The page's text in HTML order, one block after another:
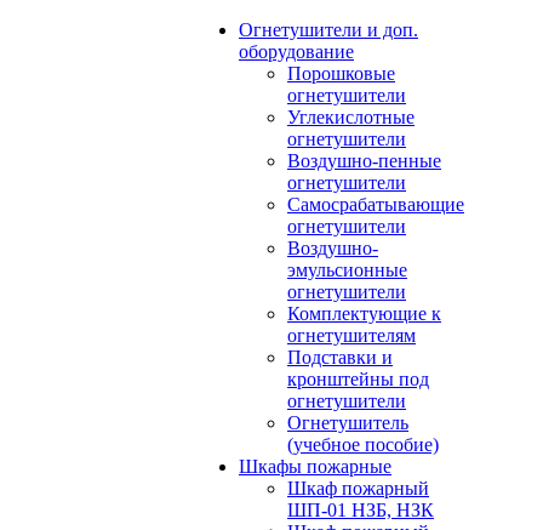
Огнетушители и доп.
оборудование
Порошковые
огнетушители
Углекислотные
огнетушители
Воздушно-пенные
огнетушители
Самосрабатывающие
огнетушители
Воздушно-
эмульсионные
огнетушители
Комплектующие к
огнетушителям
Подставки и
кронштейны под
огнетушители
Огнетушитель
(учебное пособие)
Шкафы пожарные
Шкаф пожарный
ШП-01 НЗБ, НЗК